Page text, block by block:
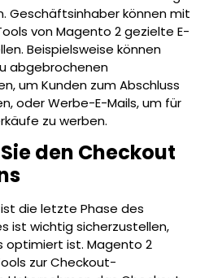
Geschäftsinhaber können mit
von Magento 2 gezielte E-
Beispielsweise können
abgebrochenen
um Kunden zum Abschluss
oder Werbe-E-Mails, um für
zu werben.
den Checkout
die letzte Phase des
ist wichtig sicherzustellen,
optimiert ist. Magento 2
zur Checkout-